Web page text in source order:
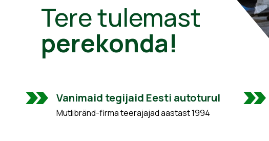
Tere tulemast
perekonda!
Vanimaid tegijaid Eesti autoturul
Mutlibränd-firma teerajajad aastast 1994